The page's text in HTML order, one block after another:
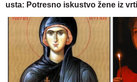
usta: Potresno iskustvo žene iz